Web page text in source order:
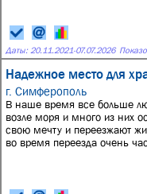
Даты: 20.11.2021-07.07.2026
Надежное место для
г. Симферополь
В наше время все больше
возле моря и много из них
свою мечту и переезжают
во время переезда очень